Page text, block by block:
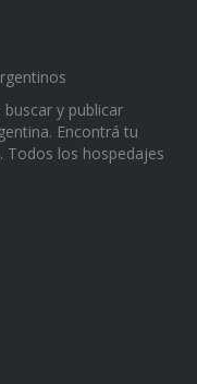
y publicar
Encontrá tu
Todos los hospedajes